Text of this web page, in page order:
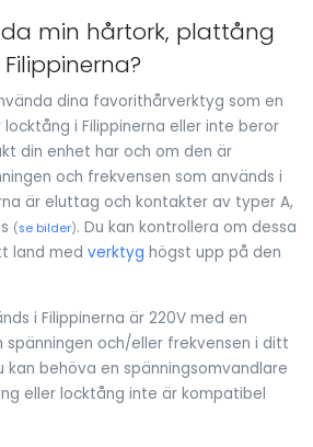
min hårtork, plattång
dina favorithårverktyg som en
i Filippinerna eller inte beror
din enhet har och om den är
och frekvensen som används i
är eluttag och kontakter av typer A,
(se bilder). Du kan kontrollera om dessa
land med verktyg högst upp på den
i Filippinerna är 220V med en
spänningen och/eller frekvensen i ditt
kan behöva en spänningsomvandlare
eller locktång inte är kompatibel